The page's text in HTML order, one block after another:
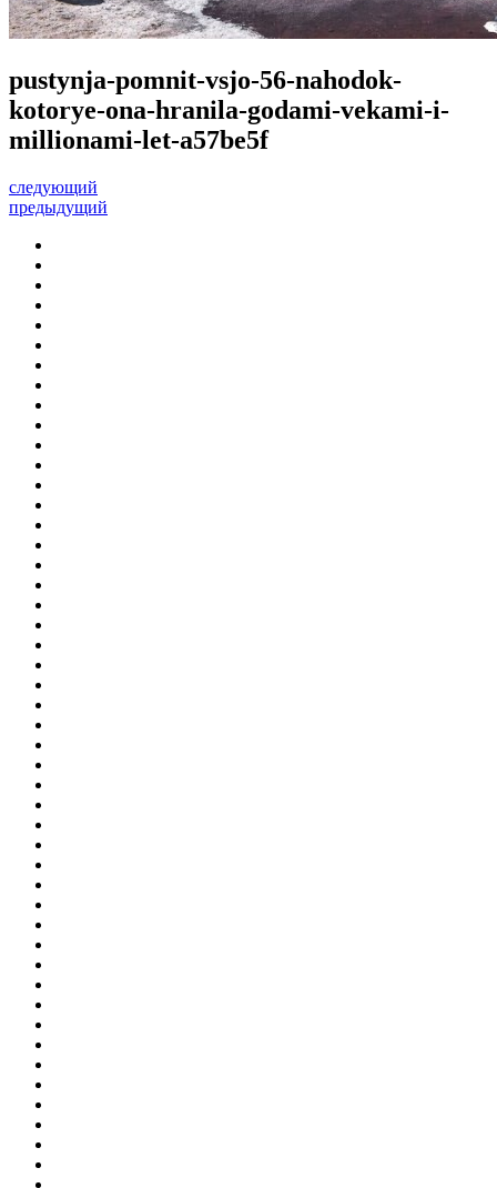
pustynja-pomnit-vsjo-56-nahodok-
kotorye-ona-hranila-godami-vekami-i-
millionami-let-a57be5f
следующий
предыдущий